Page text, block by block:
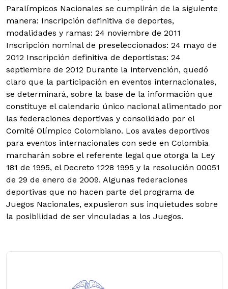
Paralímpicos Nacionales se cumplirán de la siguiente
manera: Inscripción definitiva de deportes,
modalidades y ramas: 24 noviembre de 2011
Inscripción nominal de preseleccionados: 24 mayo de
2012 Inscripción definitiva de deportistas: 24
septiembre de 2012 Durante la intervención, quedó
claro que la participación en eventos internacionales,
se determinará, sobre la base de la información que
constituye el calendario único nacional alimentado por
las federaciones deportivas y consolidado por el
Comité Olímpico Colombiano. Los avales deportivos
para eventos internacionales con sede en Colombia
marcharán sobre el referente legal que otorga la Ley
181 de 1995, el Decreto 1228 1995 y la resolución 00051
de 29 de enero de 2009. Algunas federaciones
deportivas que no hacen parte del programa de
Juegos Nacionales, expusieron sus inquietudes sobre
la posibilidad de ser vinculadas a los Juegos.